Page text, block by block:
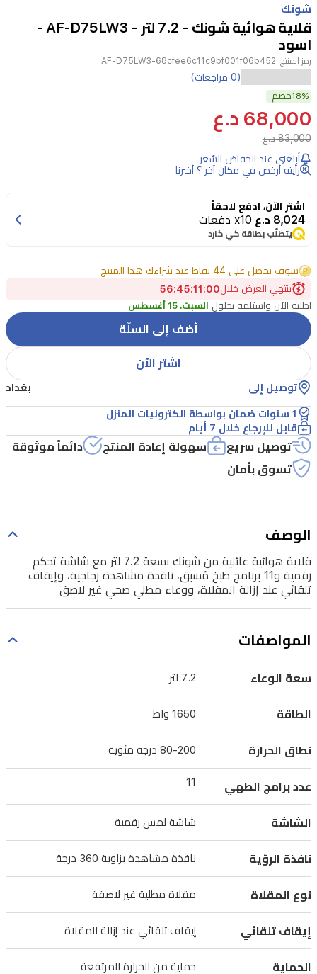
1
of
4
شونك
قلاية هوائية شونك - 7.2 لتر - AF-D75LW3 -
اسود
رمز المنتج: AF-D75LW3-68cfee6c11c9bf001f06b452
هوائية
عائلية
من
شونك
7.2
لتر
مع
تحكم
رقمية
برنامج
طبخ
مُسبق،
نافذة
مشاهدة
زجاجية،
وإيقاف
إزالة
المقلاة،
ووعاء
مطلي
غير
(0 مراجعات)
18%خصم
68,000 د.ع
83,000 د.ع
أبلغني عند انخفاض السّعر
رأيته أرخص في مكان آخر ؟ أخبرنا
اشترِ الآن، ادفع لاحقاً
8,024 د.ع x10 دفعات
يتطلّب بطاقة كي كارد
سوف تحصل على 44 نقاط عند شراءك هذا المنتج
ينتهي العرض خلال00
:
11
:
45
:
56
اطلبه الآن واستلمه بحلول السبت، 15 أغسطس
أضف إلى السلّة
اشتر الآن
توصيل إلى بغداد
1 سنوات ضمان بواسطة الكترونيات المنزل
قابل للإرجاع خلال 7 أيام
توصيل سريع سهولة إعادة المنتج
دائماً موثوقة
تسوق بأمان
الوصف
قلاية هوائية عائلية من شونك بسعة 7.2 لتر مع شاشة تحكم
رقمية و11 برنامج طبخ مُسبق، نافذة مشاهدة زجاجية، وإيقاف
تلقائي عند إزالة المقلاة، ووعاء مطلي صحي غير لاصق
المواصفات
سعة الوعاء 7.2 لتر
الطاقة 1650 واط
نطاق الحرارة 80-200 درجة مئوية
عدد برامج الطهي 11
الشاشة شاشة لمس رقمية
نافذة الرؤية نافذة مشاهدة بزاوية 360 درجة
نوع المقلاة مقلاة مطلية غير لاصقة
إيقاف تلقائي إيقاف تلقائي عند إزالة المقلاة
الحماية حماية من الحرارة المرتفعة